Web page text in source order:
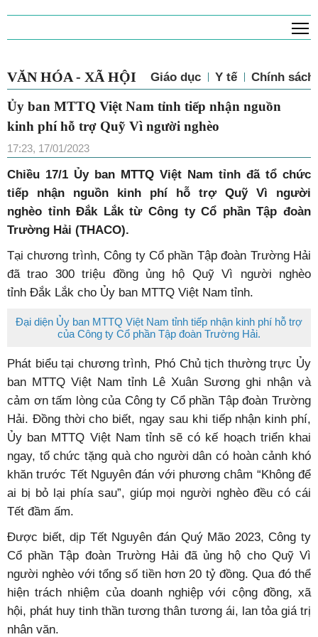
VĂN HÓA - XÃ HỘI Giáo dục Y tế Chính
Ủy ban MTTQ Việt Nam tỉnh tiếp nhận
nguồn kinh phí hỗ trợ Quỹ Vì người nghèo
17:23, 17/01/2023
Chiều 17/1 Ủy ban MTTQ Việt Nam tỉnh đã tổ chức
tiếp nhận nguồn kinh phí hỗ trợ Quỹ Vì người
nghèo tỉnh Đắk Lắk từ Công ty Cổ phần Tập đoàn
Trường Hải (THACO).
Tại chương trình, Công ty Cổ phần Tập đoàn Trường Hải
đã trao 300 triệu đồng ủng hộ Quỹ Vì người nghèo
tỉnh Đắk Lắk cho Ủy ban MTTQ Việt Nam tỉnh.
Đại diện Ủy ban MTTQ Việt Nam tỉnh tiếp nhận kinh phí hỗ trợ
của Công ty Cổ phần Tập đoàn Trường Hải.
Phát biểu tại chương trình, Phó Chủ tịch thường trực Ủy
ban MTTQ Việt Nam tỉnh Lê Xuân Sương ghi nhận và
cảm ơn tấm lòng của Công ty Cổ phần Tập đoàn Trường
Hải. Đồng thời cho biết, ngay sau khi tiếp nhận kinh phí,
Ủy ban MTTQ Việt Nam tỉnh sẽ có kế hoạch triển khai
ngay, tổ chức tặng quà cho người dân có hoàn cảnh khó
khăn trước Tết Nguyên đán với phương châm “Không để
ai bị bỏ lại phía sau”, giúp mọi người nghèo đều có cái
Tết đầm ấm.
Được biết, dịp Tết Nguyên đán Quý Mão 2023, Công ty
Cổ phần Tập đoàn Trường Hải đã ủng hộ cho Quỹ Vì
người nghèo với tổng số tiền hơn 20 tỷ đồng. Qua đó thể
hiện trách nhiệm của doanh nghiệp với cộng đồng, xã
hội, phát huy tinh thần tương thân tương ái, lan tỏa giá trị
nhân văn.